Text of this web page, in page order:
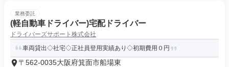
業務委託
(軽自動車ドライバー)宅配ドライバー
ドライバーズサポート株式会社
車両貸出◇社宅◇正社員登用実績あり◇初期費用０円
〒562-0035大阪府箕面市船場東